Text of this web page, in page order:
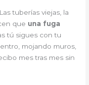
tuberías viejas, la
que una fuga
tú sigues con tu
mojando muros,
mes tras mes sin